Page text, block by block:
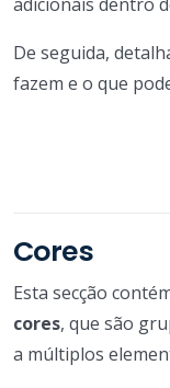
De seguida,
fazem e o que
Cores
Esta secção
cores, que são
a múltiplos